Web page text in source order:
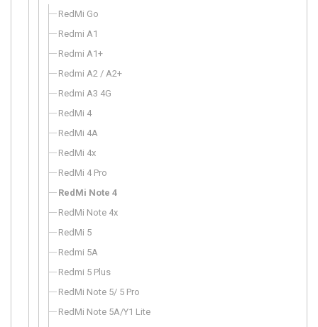
RedMi Go
Redmi A1
Redmi A1+
Redmi A2 / A2+
Redmi A3 4G
RedMi 4
RedMi 4A
RedMi 4x
RedMi 4 Pro
RedMi Note 4
RedMi Note 4x
RedMi 5
Redmi 5A
Redmi 5 Plus
RedMi Note 5/ 5 Pro
RedMi Note 5A/Y1 Lite